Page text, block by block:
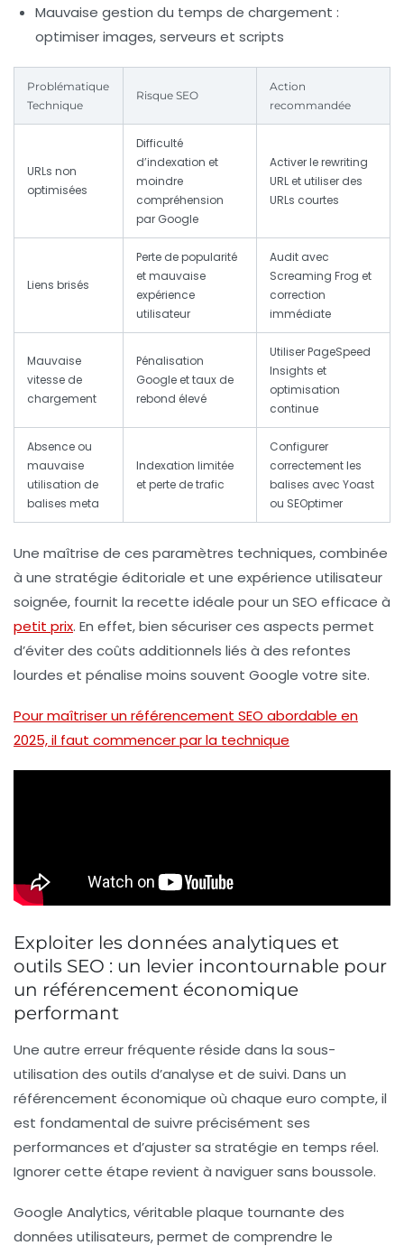
Mauvaise gestion du temps de chargement :
optimiser images, serveurs et scripts
Problématique
Technique
Risque SEO
Action
recommandée
URLs non
optimisées
Difficulté
d’indexation et
moindre
compréhension
par Google
Activer le rewriting
URL et utiliser des
URLs courtes
Liens brisés
Perte de popularité
et mauvaise
expérience
utilisateur
Audit avec
Screaming Frog et
correction
immédiate
Mauvaise
vitesse de
chargement
Pénalisation
Google et taux de
rebond élevé
Utiliser PageSpeed
Insights et
optimisation
continue
Absence ou
mauvaise
utilisation de
balises meta
Indexation limitée
et perte de trafic
Configurer
correctement les
balises avec Yoast
ou SEOptimer
Une maîtrise de ces paramètres techniques, combinée
à une stratégie éditoriale et une expérience utilisateur
soignée, fournit la recette idéale pour un SEO efficace à
petit prix. En effet, bien sécuriser ces aspects permet
d’éviter des coûts additionnels liés à des refontes
lourdes et pénalise moins souvent Google votre site.
Pour maîtriser un référencement SEO abordable en
2025, il faut commencer par la technique
Exploiter les données analytiques et
outils SEO : un levier incontournable pour
un référencement économique
performant
Une autre erreur fréquente réside dans la sous-
utilisation des outils d’analyse et de suivi. Dans un
référencement économique où chaque euro compte, il
est fondamental de suivre précisément ses
performances et d’ajuster sa stratégie en temps réel.
Ignorer cette étape revient à naviguer sans boussole.
Google Analytics, véritable plaque tournante des
données utilisateurs, permet de comprendre le